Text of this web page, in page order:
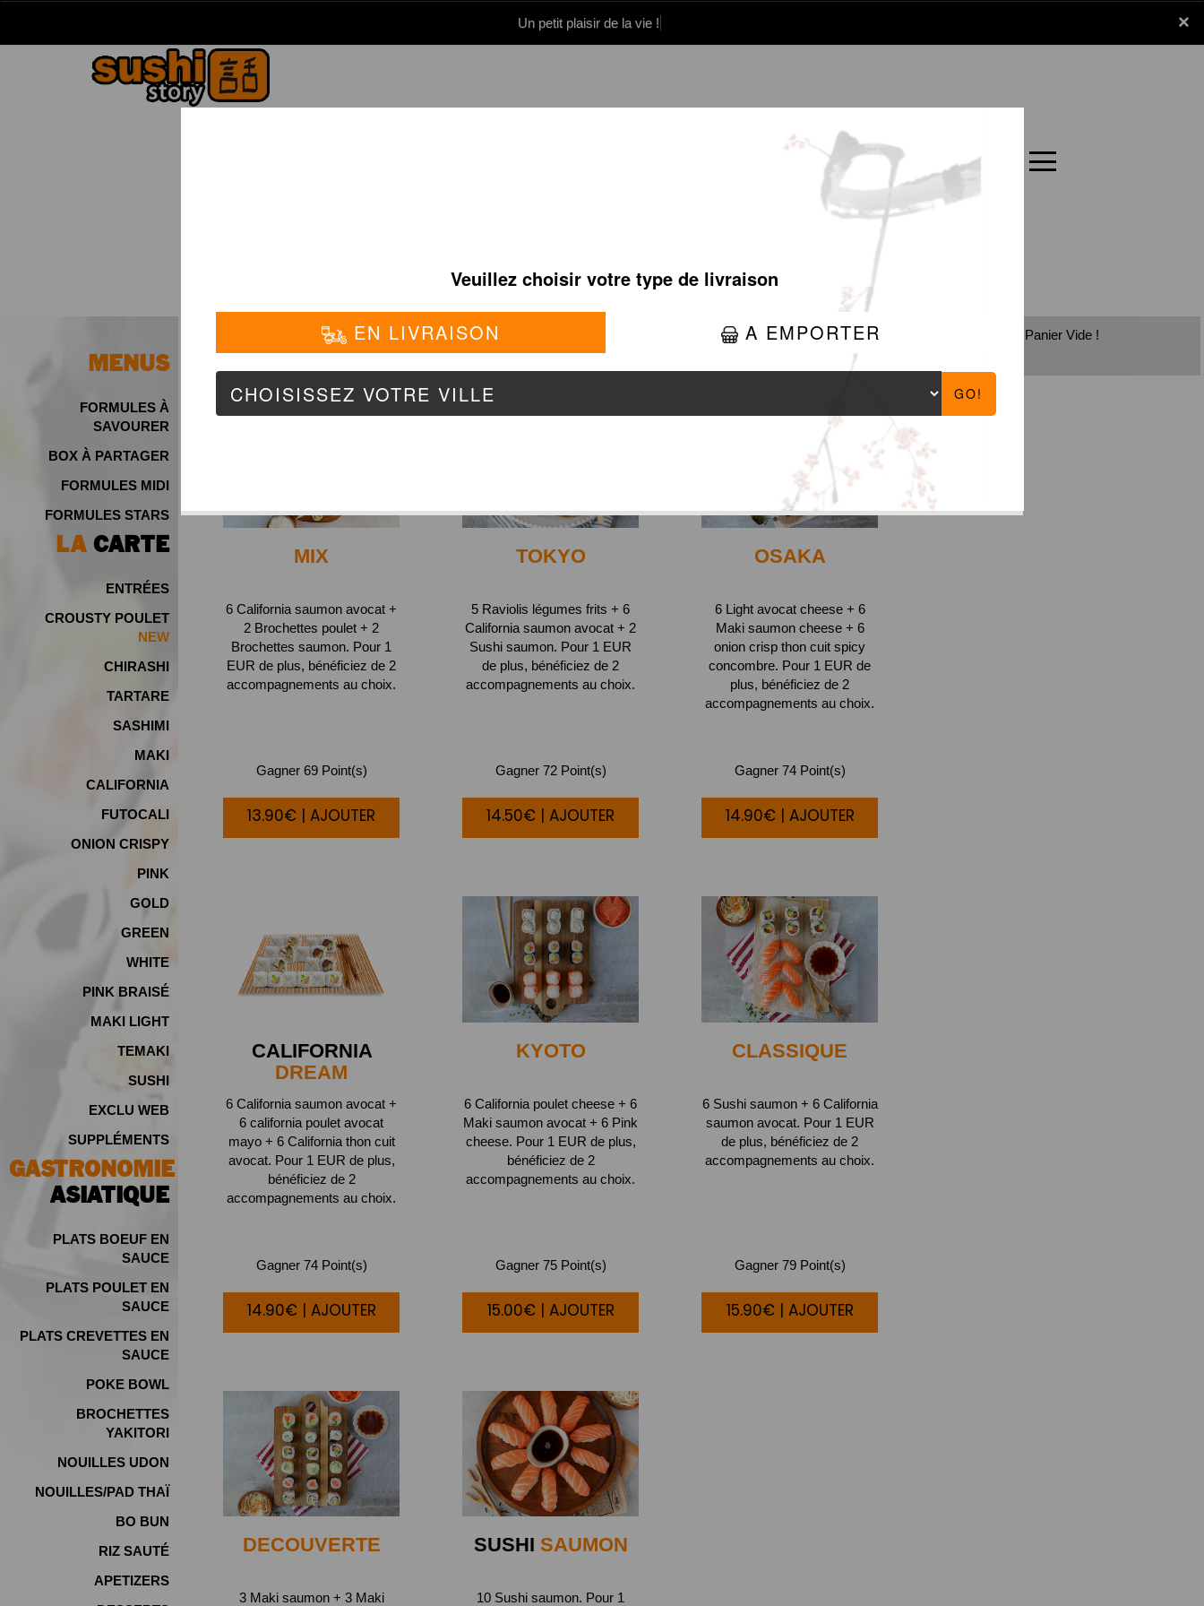
×
Un petit plaisir de la vie !
Panier Carte
x
MENUS
FORMULES À
SAVOURER
BOX À PARTAGER
FORMULES MIDI
FORMULES STARS
LA CARTE
ENTRÉES
CROUSTY POULET
CHIRASHI
TARTARE
SASHIMI
MAKI
CALIFORNIA
FUTOCALI
ONION CRISPY
PINK
GOLD
GREEN
WHITE
PINK BRAISÉ
MAKI LIGHT
TEMAKI
SUSHI
EXCLU WEB
SUPPLÉMENTS
GASTRONOMIE
ASIATIQUE
PLATS BOEUF EN
SAUCE
PLATS POULET EN
SAUCE
PLATS CREVETTES EN
SAUCE
POKE BOWL
BROCHETTES
YAKITORI
NOUILLES UDON
NOUILLES/PAD THAÏ
BO BUN
RIZ SAUTÉ
APETIZERS
FORMULES À SAVOURER
MIX
6 California saumon avocat +
2 Brochettes poulet + 2
Brochettes saumon. Pour 1
EUR de plus, bénéficiez de 2
accompagnements au choix.
Gagner 69 Point(s)
13.90€ | AJOUTER
TOKYO
5 Raviolis légumes frits + 6
California saumon avocat + 2
Sushi saumon. Pour 1 EUR
de plus, bénéficiez de 2
accompagnements au choix.
Gagner 72 Point(s)
14.50€ | AJOUTER
OSAKA
6 Light avocat cheese + 6
Maki saumon cheese + 6
onion crisp thon cuit spicy
concombre. Pour 1 EUR de
plus, bénéficiez de 2
accompagnements au choix.
Gagner 74 Point(s)
14.90€ | AJOUTER
CALIFORNIA
DREAM
6 California saumon avocat +
6 california poulet avocat
mayo + 6 California thon cuit
avocat. Pour 1 EUR de plus,
bénéficiez de 2
accompagnements au choix.
Gagner 74 Point(s)
14.90€ | AJOUTER
KYOTO
6 California poulet cheese + 6
Maki saumon avocat + 6 Pink
cheese. Pour 1 EUR de plus,
bénéficiez de 2
accompagnements au choix.
Gagner 75 Point(s)
15.00€ | AJOUTER
CLASSIQUE
6 Sushi saumon + 6 California
saumon avocat. Pour 1 EUR
de plus, bénéficiez de 2
accompagnements au choix.
Gagner 79 Point(s)
15.90€ | AJOUTER
DECOUVERTE
3 Maki saumon + 3 Maki
SUSHI SAUMON
10 Sushi saumon. Pour 1
Panier Vide !